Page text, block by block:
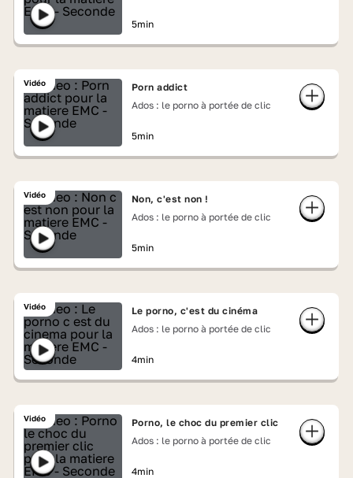
5min
Vidéo
Porn addict
Ados : le porno à portée de clic
5min
Vidéo
Non, c'est non !
Ados : le porno à portée de clic
5min
Vidéo
Le porno, c'est du cinéma
Ados : le porno à portée de clic
4min
Vidéo
Porno, le choc du premier clic
Ados : le porno à portée de clic
4min